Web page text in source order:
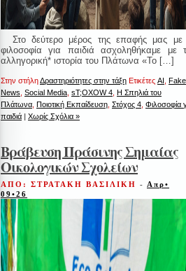
Στο δεύτερο μέρος της επαφής μας με
φιλοσοφία για παιδιά ασχοληθήκαμε με
αλληγορική* ιστορία του Πλάτωνα «Το […]
Στην στήληΔραστηριότητες στην τάξη Ετικέτες AI Fake
News Social Media sT;OXOW 4 Η Σπηλιά του
Πλάτωνα Ποιοτική Εκπαίδευση Στόχος 4 Φιλοσοφία
παιδιά | Χωρίς Σχόλια »
Βράβευση Πράσινης Σημαίας
Οικολογικών Σχολείων
ΑΠΟ: ΣΤΡΑΤΑΚΗ ΒΑΣΙΛΙΚΗ - Απρ•
09•26